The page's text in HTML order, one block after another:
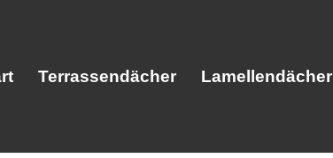
Terrassendächer Lamellendächer